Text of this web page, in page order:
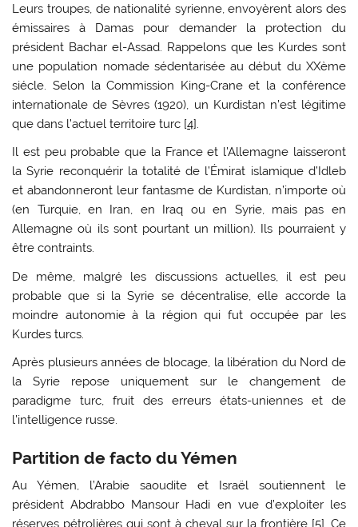
Leurs troupes, de nationalité syrienne, envoyèrent alors des
émissaires à Damas pour demander la protection du
président Bachar el-Assad. Rappelons que les Kurdes sont
une population nomade sédentarisée au début du XXème
siécle. Selon la Commission King-Crane et la conférence
internationale de Sèvres (1920), un Kurdistan n’est légitime
que dans l’actuel territoire turc [4].
Il est peu probable que la France et l’Allemagne laisseront
la Syrie reconquérir la totalité de l’Émirat islamique d’Idleb
et abandonneront leur fantasme de Kurdistan, n’importe où
(en Turquie, en Iran, en Iraq ou en Syrie, mais pas en
Allemagne où ils sont pourtant un million). Ils pourraient y
être contraints.
De même, malgré les discussions actuelles, il est peu
probable que si la Syrie se décentralise, elle accorde la
moindre autonomie à la région qui fut occupée par les
Kurdes turcs.
Après plusieurs années de blocage, la libération du Nord de
la Syrie repose uniquement sur le changement de
paradigme turc, fruit des erreurs états-uniennes et de
l’intelligence russe.
Partition de facto du Yémen
Au Yémen, l’Arabie saoudite et Israël soutiennent le
président Abdrabbo Mansour Hadi en vue d’exploiter les
réserves pétrolières qui sont à cheval sur la frontière [5]. Ce